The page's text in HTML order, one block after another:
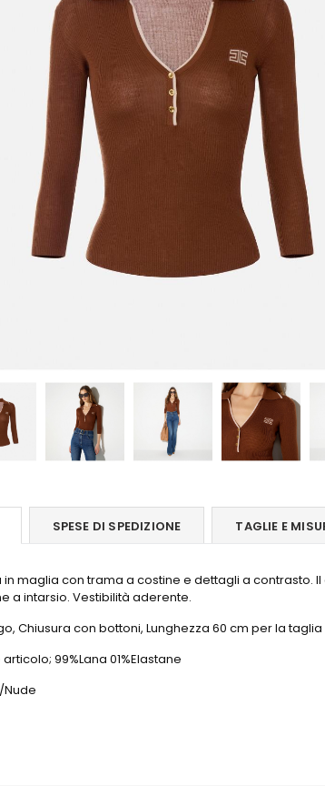
SPESE DI SPEDIZIONE TAGLIE E
in maglia con trama a costine e dettagli a contrasto.
a intarsio. Vestibilità aderente.
Chiusura con bottoni, Lunghezza 60 cm per la
99%Lana 01%Elastane